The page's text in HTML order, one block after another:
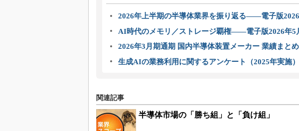
2026年上半期の半導体業界を振り返る――電子版
AI時代のメモリ／ストレージ覇権――電子版2026年5
2026年3月期通期 国内半導体装置メーカー 業績まとめ
生成AIの業務利用に関するアンケート（2025年実施
関連記事
半導体市場の「勝ち組」と「負け組」